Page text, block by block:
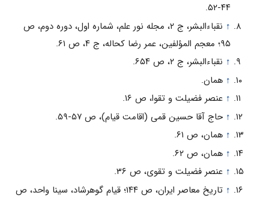
۴۴-۵۲.
↑
نقباءالبشر، ج ۲، مجله نور علم، شماره اول، دوره دوم، ص
۹۵؛ معجم المؤلفین، عمر رضا کحاله، ج ۴، ص ۶۱.
↑ نقباءالبشر، ج ۲، ص ۶۵۴.
↑ همان.
↑ عنصر فضیلت و تقوا، ص ۱۶.
↑ حاج آقا حسین قمی (اقامت قیام)، ص ۵۷-۵۹.
↑ همان، ص ۶۱.
↑ همان، ص ۶۲.
↑ عنصر فضیلت و تقوی، ص ۳۶.
↑
تاریخ معاصر ایران، ص ۱۴۴؛ قیام گوهرشاد، سینا واحد، ص